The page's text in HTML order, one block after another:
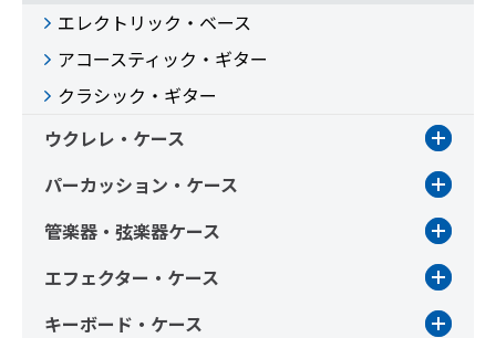
エレクトリック・ベース
アコースティック・ギター
クラシック・ギター
ウクレレ・ケース
パーカッション・ケース
管楽器・弦楽器ケース
エフェクター・ケース
キーボード・ケース